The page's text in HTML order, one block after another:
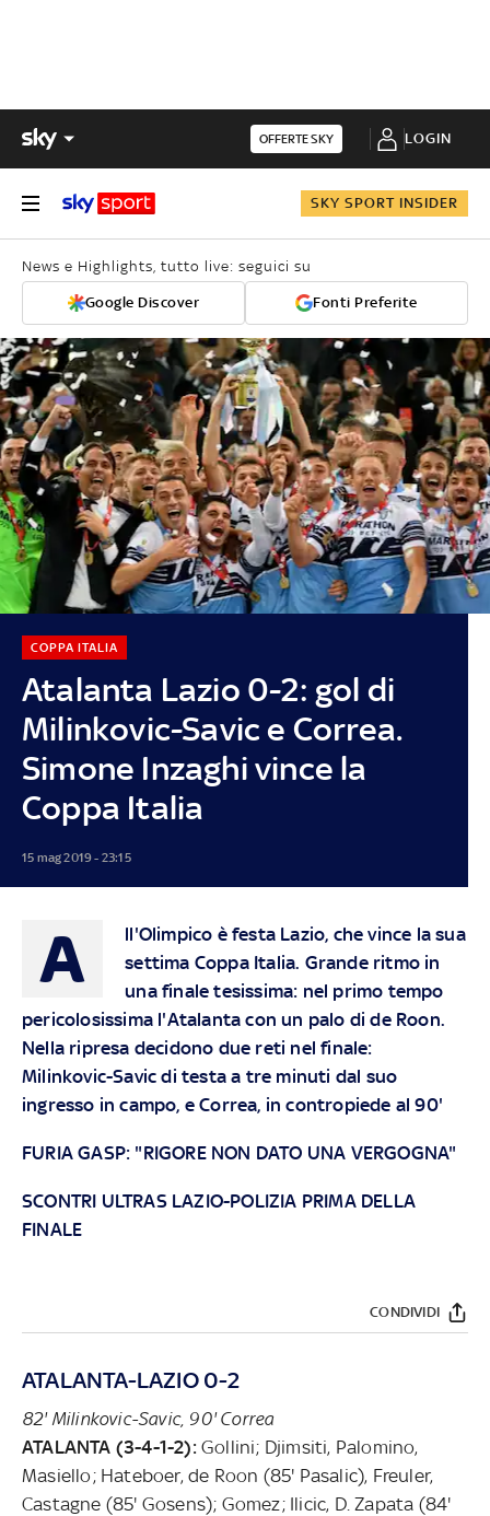
OFFERTE SKY LOGIN
SKY SPORT INSIDER
News e Highlights, tutto live: seguici su
Google Discover Fonti Preferite
Atalanta Lazio 0-2: gol di
Milinkovic-Savic e Correa.
Simone Inzaghi vince la
Coppa Italia
COPPA ITALIA
15 mag 2019 - 23:15
A
ll'Olimpico è festa Lazio, che vince la sua
settima Coppa Italia. Grande ritmo in
una finale tesissima: nel primo tempo
pericolosissima l'Atalanta con un palo di de Roon.
Nella ripresa decidono due reti nel finale:
Milinkovic-Savic di testa a tre minuti dal suo
ingresso in campo, e Correa, in contropiede al 90'
FURIA GASP: "RIGORE NON DATO UNA VERGOGNA"
SCONTRI ULTRAS LAZIO-POLIZIA PRIMA DELLA
FINALE
CONDIVIDI
ATALANTA-LAZIO 0-2
82' Milinkovic-Savic, 90' Correa
ATALANTA (3-4-1-2):Gollini; Djimsiti, Palomino,
Masiello; Hateboer, de Roon (85' Pasalic), Freuler,
Castagne (85' Gosens); Gomez; Ilicic, D. Zapata (84'